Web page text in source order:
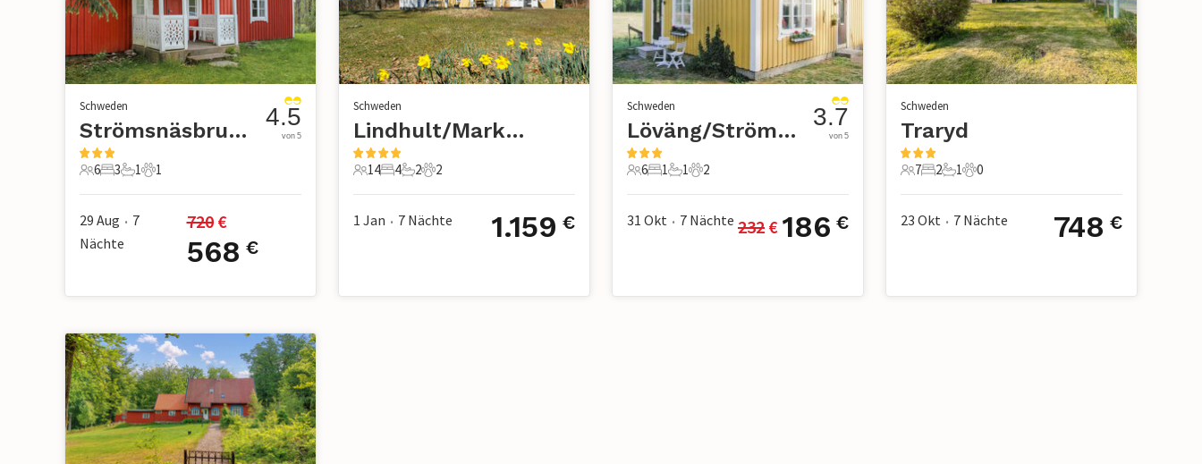
Schweden
Strömsnäsbruk/Markaryd
6 Gäste
6
3 Schlafzimmer
3
1 Badezimmer
1
1 Haustier
1
4.5
von 5
29 Aug • 7
Nächte
720 €
568 €
Schweden
Lindhult/Markaryd
14 Gäste
14
4 Schlafzimmer
4
2 Badezimmer
2
2 Haustiere
2
1 Jan • 7 Nächte 1.159 €
Schweden
Löväng/Strömsnäsbruk
6 Gäste
6
1 Schlafzimmer
1
1 Badezimmer
1
2 Haustiere
2
3.7
von 5
31 Okt • 7 Nächte 232 € 186 €
Schweden
Traryd
7 Gäste
7
2 Schlafzimmer
2
1 Badezimmer
1
0 Haustiere
0
23 Okt • 7 Nächte 748 €